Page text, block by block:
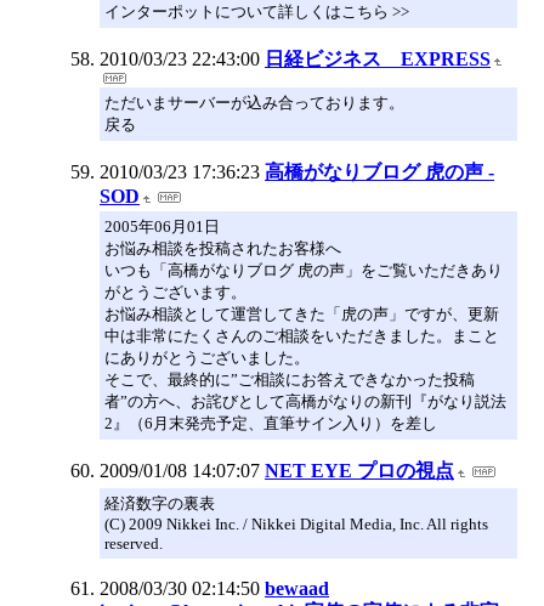
インターポットについて詳しくはこちら >>
2010/03/23 22:43:00 日経ビジネス EXPRESS
ただいまサーバーが込み合っております。
戻る
2010/03/23 17:36:23 高橋がなりブログ 虎の声 -
SOD
2005年06月01日
お悩み相談を投稿されたお客様へ
いつも「高橋がなりブログ 虎の声」をご覧いただきあり
がとうございます。
お悩み相談として運営してきた「虎の声」ですが、更新
中は非常にたくさんのご相談をいただきました。まこと
にありがとうございました。
そこで、最終的に”ご相談にお答えできなかった投稿
者”の方へ、お詫びとして高橋がなりの新刊『がなり説法
2』（6月末発売予定、直筆サイン入り）を差し
2009/01/08 14:07:07 NET EYE プロの視点
経済数字の裏表
(C) 2009 Nikkei Inc. / Nikkei Digital Media, Inc. All rights
reserved.
2008/03/30 02:14:50 bewaad